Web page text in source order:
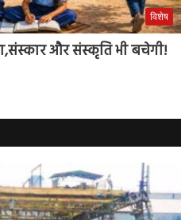
विशेष
और संस्कृति भी बचेगी!